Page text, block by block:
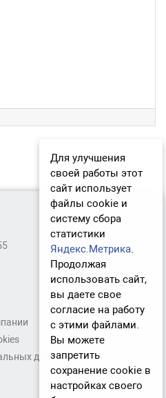
данных
Для улучшения
своей работы этот
сайт использует
файлы cookie и
систему сбора
статистики
Яндекс.Метрика.
Продолжая
использовать сайт,
вы даете свое
согласие на работу
с этими файлами.
Вы можете
запретить
сохранение cookie в
настройках своего